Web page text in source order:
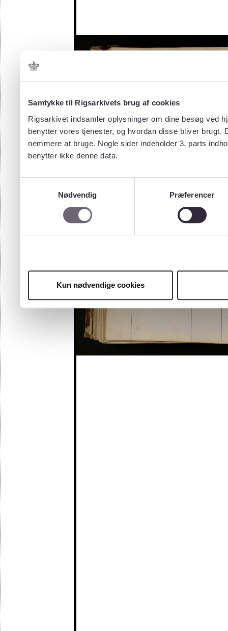
Samtykke til Rigsarkivets brug af cookies
Rigsarkivet indsamler oplysninger om dine besøg ved
benytter vores tjenester, og hvordan disse bliver
nemmere at bruge. Nogle sider indeholder 3. parts
benytter ikke denne data.
Nødvendig
Præferencer
Kun nødvendige cookies